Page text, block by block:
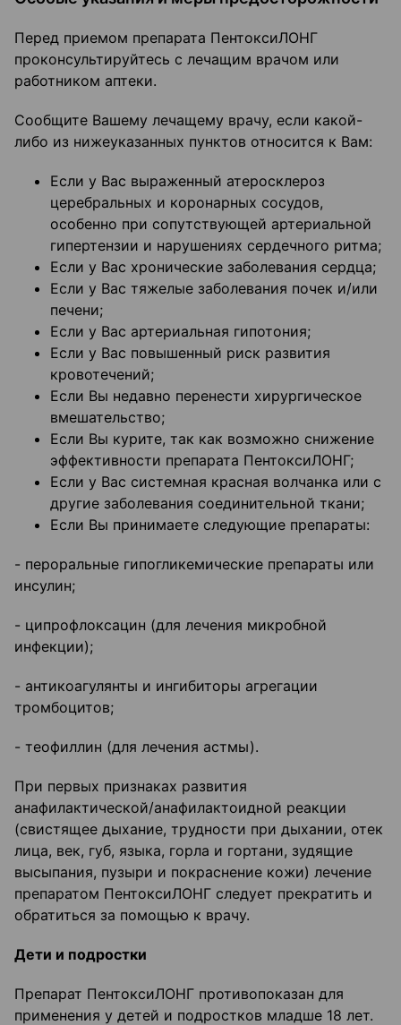
Перед приемом препарата ПентоксиЛОНГ
проконсультируйтесь с лечащим врачом или
работником аптеки.
Сообщите Вашему лечащему врачу, если какой-
либо из нижеуказанных пунктов относится к Вам:
Если у Вас выраженный атеросклероз
церебральных и коронарных сосудов,
особенно при сопутствующей артериальной
гипертензии и нарушениях сердечного ритма;
Если у Вас хронические заболевания сердца;
Если у Вас тяжелые заболевания почек и/или
печени;
Если у Вас артериальная гипотония;
Если у Вас повышенный риск развития
кровотечений;
Если Вы недавно перенести хирургическое
вмешательство;
Если Вы курите, так как возможно снижение
эффективности препарата ПентоксиЛОНГ;
Если у Вас системная красная волчанка или с
другие заболевания соединительной ткани;
Если Вы принимаете следующие препараты:
- пероральные гипогликемические препараты или
инсулин;
- ципрофлоксацин (для лечения микробной
инфекции);
- антикоагулянты и ингибиторы агрегации
тромбоцитов;
- теофиллин (для лечения астмы).
При первых признаках развития
анафилактической/анафилактоидной реакции
(свистящее дыхание, трудности при дыхании, отек
лица, век, губ, языка, горла и гортани, зудящие
высыпания, пузыри и покраснение кожи) лечение
препаратом ПентоксиЛОНГ следует прекратить и
обратиться за помощью к врачу.
Дети и подростки
Препарат ПентоксиЛОНГ противопоказан для
применения у детей и подростков младше 18 лет.